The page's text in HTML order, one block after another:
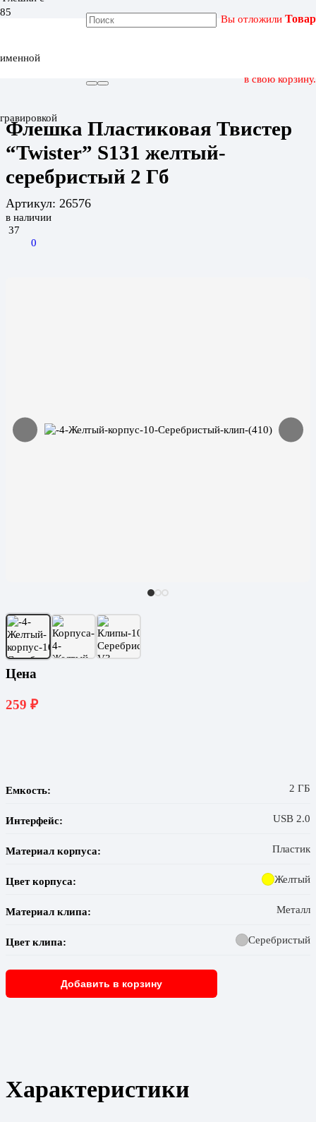
именной
гравировкой
Вы отложили Товар
в свою корзину.
ФЛЕШКА ПЛАСТИКОВАЯ ТВИСТЕР “TWISTER” S131
Флешка Пластиковая Твистер
“Twister” S131 желтый-
серебристый 2 Гб
Артикул: 26576
в наличии
37
0
Цена
259 ₽
Емкость: 2 ГБ
Интерфейс: USB 2.0
Материал корпуса: Пластик
Цвет корпуса: Желтый
Материал клипа: Металл
Цвет клипа: Серебристый
Добавить в корзину
Характеристики